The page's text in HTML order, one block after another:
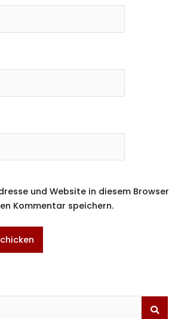
und Website in diesem Browser
Kommentar speichern.